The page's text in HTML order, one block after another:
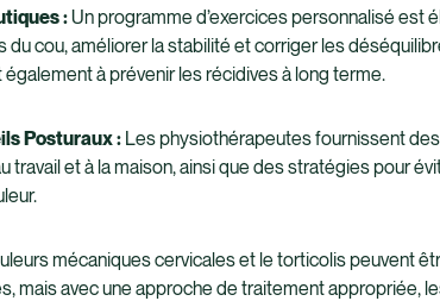
:Un programme d’exercices personnalisé est
du cou, améliorer la stabilité et corriger les
à prévenir les récidives à long terme.
Posturaux :Les physiothérapeutes fournissent
travail et à la maison, ainsi que des stratégies pour
mécaniques cervicales et le torticolis peuvent
mais avec une approche de traitement appropriée,